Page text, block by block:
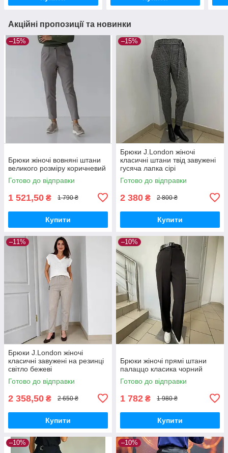
Акційні пропозиції та новинки
–15%
Брюки жіночі вовняні штани
великого розміру коричневий
Готово до відправки
1 521,50 ₴ 1 790 ₴
Купити
–15%
Брюки J.London жіночі
класичні штани твід завужені
гусяча лапка сірі
Готово до відправки
2 380 ₴ 2 800 ₴
Купити
–11%
Брюки J.London жіночі
класичні завужені на резинці
світло бежеві
Готово до відправки
2 358,50 ₴ 2 650 ₴
Купити
–10%
Брюки жіночі прямі штани
палаццо класика чорний
Готово до відправки
1 782 ₴ 1 980 ₴
Купити
–10% –10%